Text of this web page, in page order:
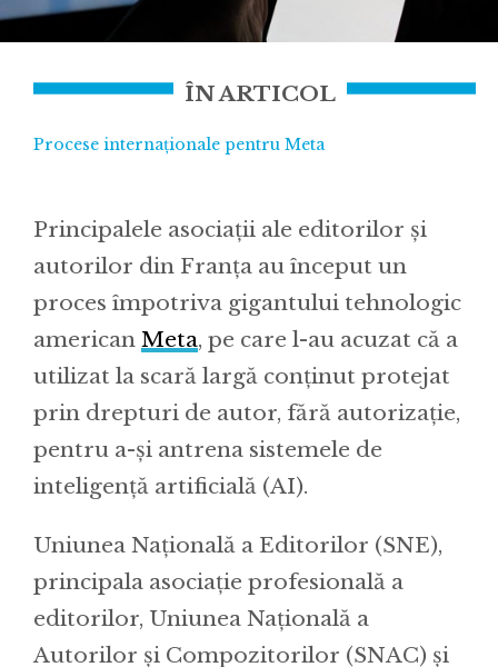
ÎN ARTICOL
Procese internaționale pentru Meta
Principalele asociații ale editorilor și
autorilor din Franța au început un
proces împotriva gigantului tehnologic
american Meta, pe care l-au acuzat că a
utilizat la scară largă conținut protejat
prin drepturi de autor, fără autorizație,
pentru a-și antrena sistemele de
inteligență artificială (AI).
Uniunea Națională a Editorilor (SNE),
principala asociație profesională a
editorilor, Uniunea Națională a
Autorilor și Compozitorilor (SNAC) și